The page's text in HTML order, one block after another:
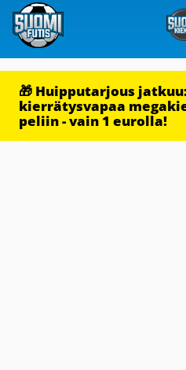
🎁 Huipputarjous
kierrätysvapaa
peliin - vain 1 eurolla!